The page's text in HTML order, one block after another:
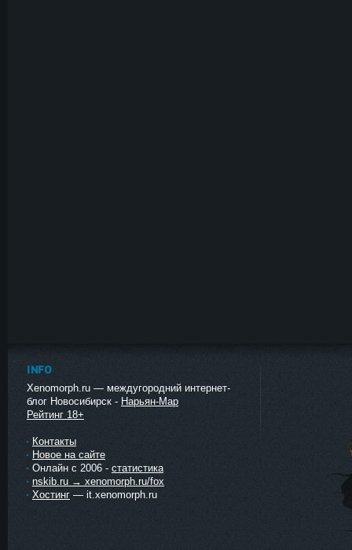
INFO
Xenomorph.ru — междугородний интернет-
блог Новосибирск - Нарьян-Мар
Рейтинг 18+
Контакты
Новое на сайте
Онлайн с 2006 - статистика
nskib.ru → xenomorph.ru/fox
Хостинг — it.xenomorph.ru